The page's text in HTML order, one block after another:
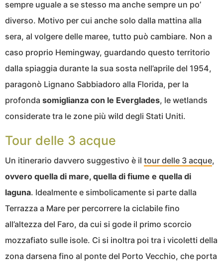
sempre uguale a se stesso ma anche sempre un po’
diverso. Motivo per cui anche solo dalla mattina alla
sera, al volgere delle maree, tutto può cambiare. Non a
caso proprio Hemingway, guardando questo territorio
dalla spiaggia durante la sua sosta nell’aprile del 1954,
paragonò Lignano Sabbiadoro alla Florida, per la
profonda somiglianza con le Everglades, le wetlands
considerate tra le zone più wild degli Stati Uniti.
Tour delle 3 acque
Un itinerario davvero suggestivo è il tour delle 3 acque,
ovvero quella di mare, quella di fiume e quella di
laguna. Idealmente e simbolicamente si parte dalla
Terrazza a Mare per percorrere la ciclabile fino
all’altezza del Faro, da cui si gode il primo scorcio
mozzafiato sulle isole. Ci si inoltra poi tra i vicoletti della
zona darsena fino al ponte del Porto Vecchio, che porta